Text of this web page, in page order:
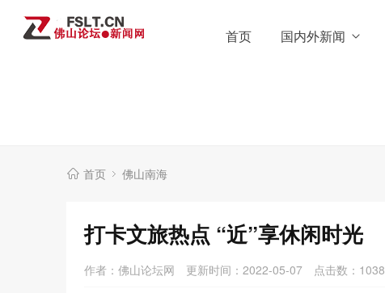
首页 国内外新闻
首页 佛山南海
打卡文旅热点 “近”享休闲时光
作者：佛山论坛网 更新时间：2022-05-07 点击数： 1038